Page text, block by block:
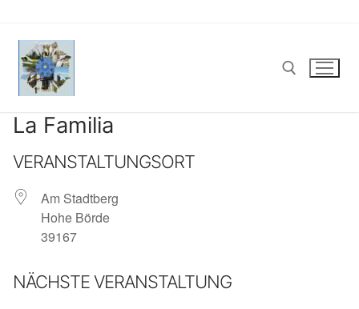
Inhalt
springen
La Familia
VERANSTALTUNGSORT
Am Stadtberg
Hohe Börde
39167
NÄCHSTE VERANSTALTUNG